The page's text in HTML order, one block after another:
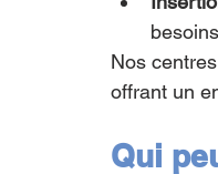
Nos
offrant un
Qui